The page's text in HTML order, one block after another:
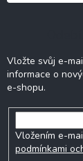
Vložte svůj e-
informace o
e-shopu.
Vložením e-
podmínkami